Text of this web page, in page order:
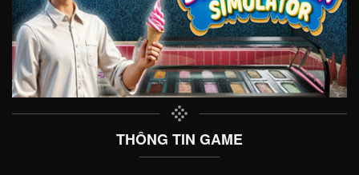
THÔNG TIN GAME